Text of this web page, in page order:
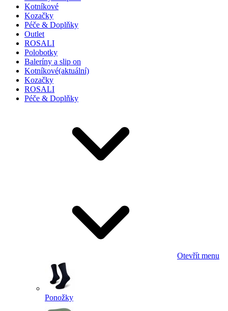
Kotníkové
Kozačky
Péče & Doplňky
Outlet
ROSALI
Polobotky
Baleríny a slip on
Kotníkové(aktuální)
Kozačky
ROSALI
Péče & Doplňky
Otevřít menu
Ponožky